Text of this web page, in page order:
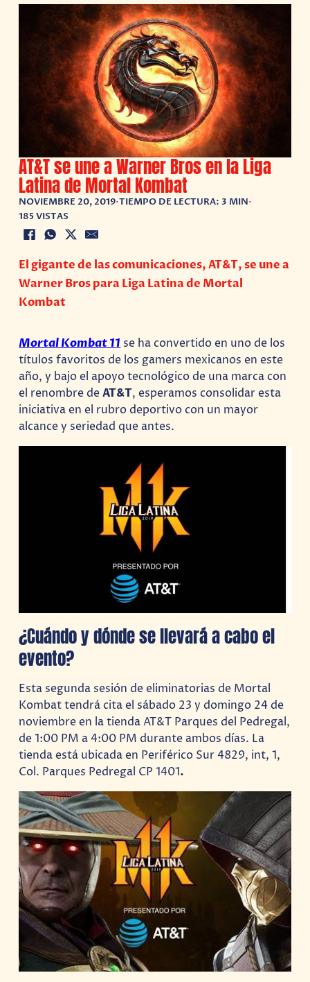
AT&T se une a Warner Bros en la Liga
Latina de Mortal Kombat
NOVIEMBRE 20, 2019•TIEMPO DE LECTURA: 3 MIN•
185 VISTAS
El gigante de las comunicaciones, AT&T, se une a
Warner Bros para Liga Latina de Mortal
Kombat
Mortal Kombat 11 se ha convertido en uno de los
títulos favoritos de los gamers mexicanos en este
año, y bajo el apoyo tecnológico de una marca con
el renombre deAT&T, esperamos consolidar esta
iniciativa en el rubro deportivo con un mayor
alcance y seriedad que antes.
¿Cuándo y dónde se llevará a cabo el
evento?
Esta segunda sesión de eliminatorias de Mortal
Kombat tendrá cita el sábado 23 y domingo 24 de
noviembre en la tienda AT&T Parques del Pedregal,
de 1:00 PM a 4:00 PM durante ambos días. La
tienda está ubicada en Periférico Sur 4829, int, 1,
Col. Parques Pedregal CP 1401.